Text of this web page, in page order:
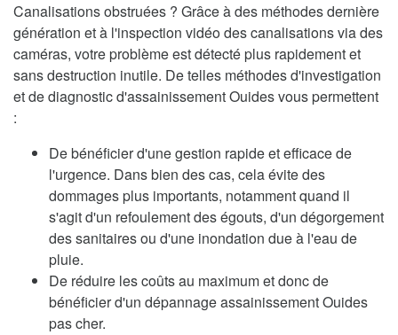
Canalisations obstruées ? Grâce à des méthodes dernière
génération et à l'inspection vidéo des canalisations via des
caméras, votre problème est détecté plus rapidement et
sans destruction inutile. De telles méthodes d'investigation
et de diagnostic d'assainissement Ouides vous permettent
:
De bénéficier d'une gestion rapide et efficace de
l'urgence. Dans bien des cas, cela évite des
dommages plus importants, notamment quand il
s'agit d'un refoulement des égouts, d'un dégorgement
des sanitaires ou d'une inondation due à l'eau de
pluie.
De réduire les coûts au maximum et donc de
bénéficier d'un dépannage assainissement Ouides
pas cher.